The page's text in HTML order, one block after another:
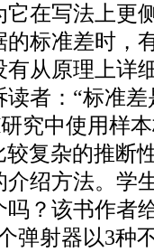
在写法上更
标准差时，
从原理上详
者：“标准
究中使用样
较复杂的推断
绍方法。学
？该书作者
弹射器以3种